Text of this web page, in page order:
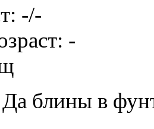
-/-
-
Да блины в